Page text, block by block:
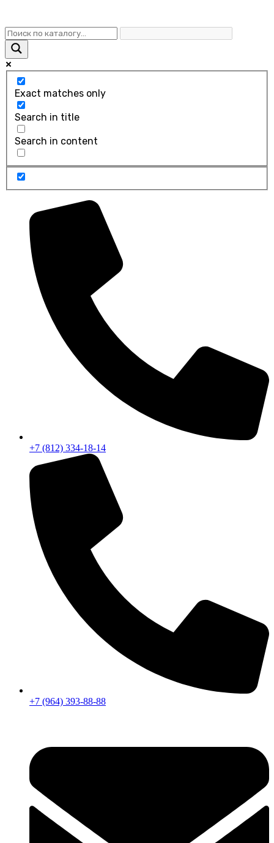
Exact matches only
Search in title
Search in content
+7 (812) 334-18-14
+7 (964) 393-88-88